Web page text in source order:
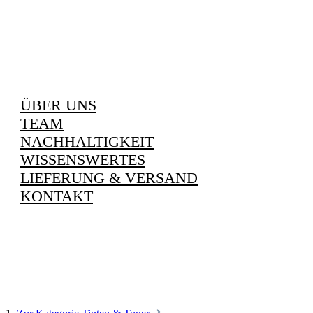
ÜBER UNS
TEAM
NACHHALTIGKEIT
WISSENSWERTES
LIEFERUNG & VERSAND
KONTAKT